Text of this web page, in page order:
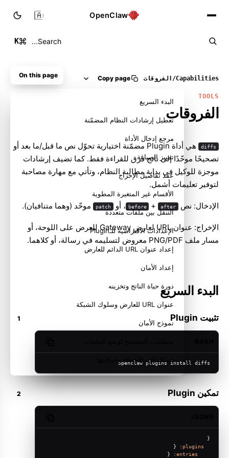
OpenClaw
Search...
K
🇸🇦
Capabilities
/ الفروقات Copy page
TOOLS
الفروقات
diffs
هي أداة Plugin مضمّنة اختيارية تحوّل نص ما قبل/ما بعد أو
تصحيحًا موحّدًا إلى ناتج فرق للقراءة فقط. كما تضيف إرشادات
موجزة للوكيل في بداية مطالبة النظام، وتأتي مع مهارة مصاحبة
لتوفير تعليمات أشمل.
الإدخال: نص before + after ، أو patch موحّد (وهما متنافيان).
الإخراج: عنوان URL لعارض Gateway للعرض على اللوحة، أو
مسار ملف PNG/PDF معروض لتسليمه في رسالة، أو كلاهما.
البدء السريع
تثبيت Plugin
openclaw plugins install diffs
تمكين Plugin
{
plugins
: {
entries
: {
On this page
البدء السريع
تعطيل إرشادات النظام المضمّنة
مرجع إدخال الأداة
تمييز الصياغة
عقد تفاصيل الإخراج
الأقسام غير المتغيرة المطوية
التنقل بين ملفات متعددة
الإعدادات الافتراضية للـPlugin
إعداد عنوان URL الدائم للعارض
إعداد الأمان
دورة حياة الناتج وتخزينه
عنوان URL للعارض وسلوك الشبكة
نموذج الأمان
استكشاف الأخطاء وإصلاحها
إرشادات التشغيل
ذو صلة